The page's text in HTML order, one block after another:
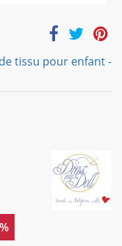
tissu pour enfant -